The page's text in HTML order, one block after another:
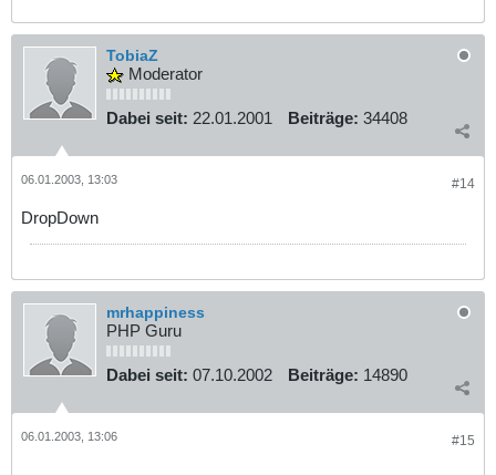
TobiaZ
Moderator
Dabei seit: 22.01.2001 Beiträge: 34408
#14
06.01.2003, 13:03
DropDown
mrhappiness
PHP Guru
Dabei seit: 07.10.2002 Beiträge: 14890
#15
06.01.2003, 13:06